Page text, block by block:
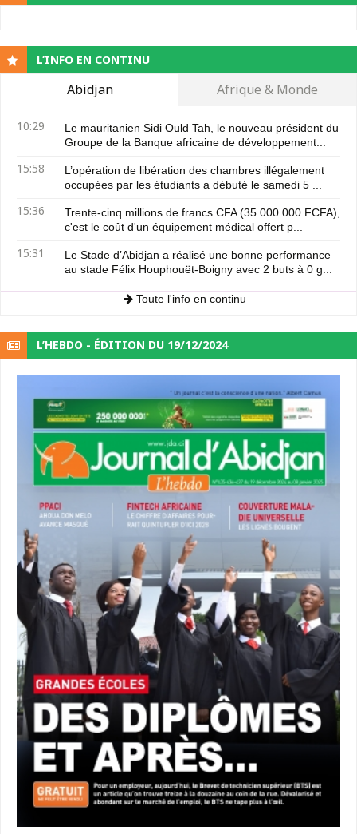
L’INFO EN CONTINU
Abidjan Afrique & Monde
10:29
Le mauritanien Sidi Ould Tah, le nouveau président du
Groupe de la Banque africaine de développement...
15:58
L’opération de libération des chambres illégalement
occupées par les étudiants a débuté le samedi 5 ...
15:36
Trente-cinq millions de francs CFA (35 000 000 FCFA),
c'est le coût d'un équipement médical offert p...
15:31
Le Stade d’Abidjan a réalisé une bonne performance
au stade Félix Houphouët-Boigny avec 2 buts à 0 g...
Toute l'info en continu
L’HEBDO - ÉDITION DU 19/12/2024